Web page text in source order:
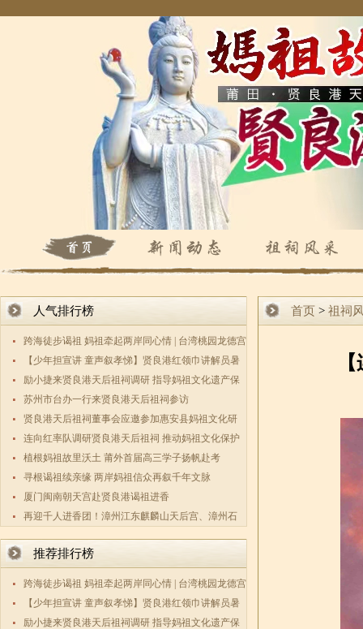
人气排行榜
跨海徒步谒祖 妈祖牵起两岸同心情 | 台湾桃园龙德宫
数百敬 【少年担宣讲 童声叙孝悌】贤良港红领巾讲解员暑
期实践活励小捷来贤良港天后祖祠调研 指导妈祖文化遗产保
护传承工苏州市台办一行来贤良港天后祖祠参访
贤良港天后祖祠董事会应邀参加惠安县妈祖文化研
究会第三连向红率队调研贤良港天后祖祠 推动妈祖文化保护
传承与两植根妈祖故里沃土 莆外首届高三学子扬帆赴考
寻根谒祖续亲缘 两岸妈祖信众再叙千年文脉
厦门闽南朝天宫赴贤良港谒祖进香
再迎千人进香团！漳州江东麒麟山天后宫、漳州石
推荐排行榜
跨海徒步谒祖 妈祖牵起两岸同心情 | 台湾桃园龙德宫
数百敬 【少年担宣讲 童声叙孝悌】贤良港红领巾讲解员暑
期实践活励小捷来贤良港天后祖祠调研 指导妈祖文化遗产保
首页 > 祖祠